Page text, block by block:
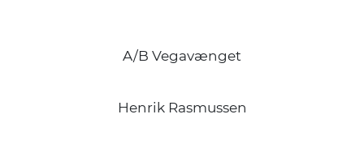
A/B Vegavænget
Henrik Rasmussen